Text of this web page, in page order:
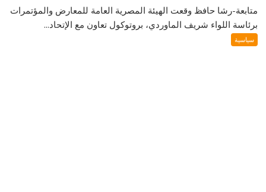
متابعة-رشا حافظ وقعت الهيئة المصرية العامة للمعارض والمؤتمرات
برئاسة اللواء شريف الماوردي، بروتوكول تعاون مع الإتحاد...
سياسية